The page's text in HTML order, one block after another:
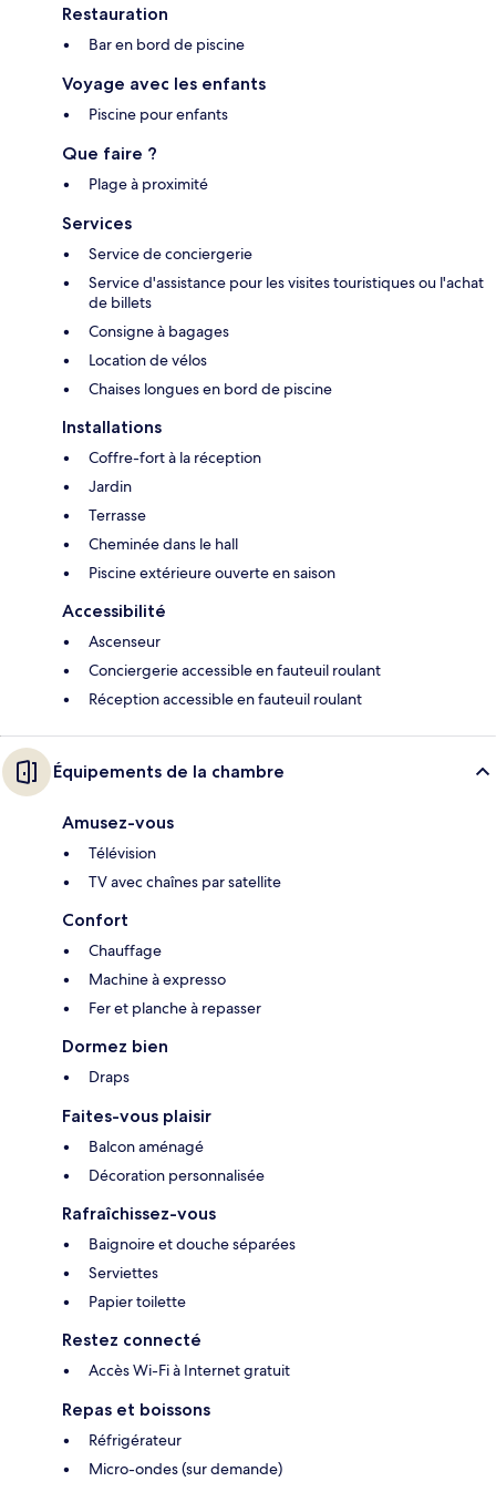
Restauration
Bar en bord de piscine
Voyage avec les enfants
Piscine pour enfants
Que faire ?
Plage à proximité
Services
Service de conciergerie
Service d'assistance pour les visites touristiques ou l'achat
de billets
Consigne à bagages
Location de vélos
Chaises longues en bord de piscine
Installations
Coffre-fort à la réception
Jardin
Terrasse
Cheminée dans le hall
Piscine extérieure ouverte en saison
Accessibilité
Ascenseur
Conciergerie accessible en fauteuil roulant
Réception accessible en fauteuil roulant
Équipements de la chambre
Amusez-vous
Télévision
TV avec chaînes par satellite
Confort
Chauffage
Machine à expresso
Fer et planche à repasser
Dormez bien
Draps
Faites-vous plaisir
Balcon aménagé
Décoration personnalisée
Rafraîchissez-vous
Baignoire et douche séparées
Serviettes
Papier toilette
Restez connecté
Accès Wi-Fi à Internet gratuit
Repas et boissons
Réfrigérateur
Micro-ondes (sur demande)